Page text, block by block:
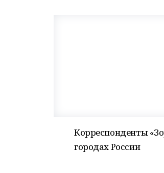
Корреспонденты
городах России